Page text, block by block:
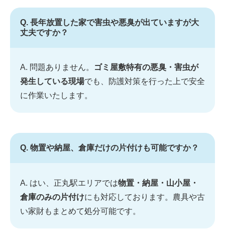
Q. 長年放置した家で害虫や悪臭が出ていますが大
丈夫ですか？
A. 問題ありません。
ゴミ屋敷特有の悪臭・害虫が
発生している現場でも、防護対策を行った上で安全
に作業いたします。
Q. 物置や納屋、倉庫だけの片付けも可能ですか？
A. はい、正丸駅エリアでは物置・納屋・山小屋・
倉庫のみの片付けにも対応しております。農具や古
い家財もまとめて処分可能です。